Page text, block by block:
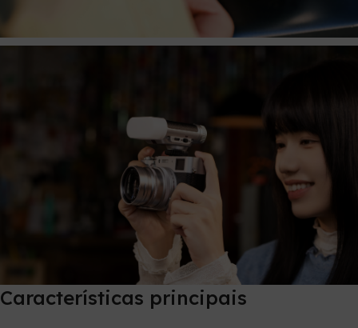
Características principais